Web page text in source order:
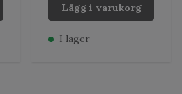
Lägg i varukorg
I lager